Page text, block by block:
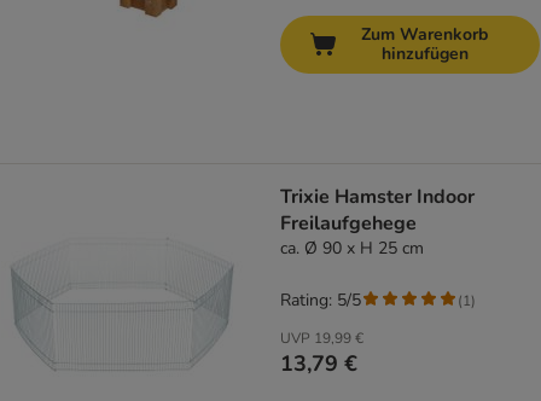
Zum Warenkorb
hinzufügen
Trixie Hamster Indoor
Freilaufgehege
ca. Ø 90 x H 25 cm
UVP 19,99 €
13,79 €
Rating: 5/5 (1)